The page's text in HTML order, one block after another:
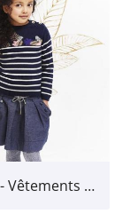
Vêtements fille - Vêtements pour les filles jusqu'à 7 ans